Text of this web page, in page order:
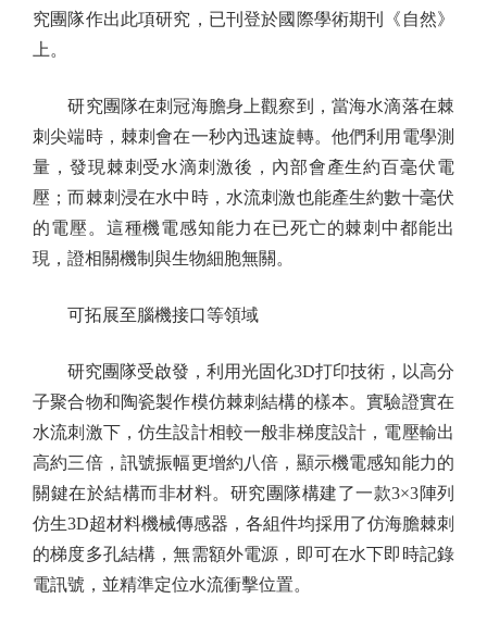
究團隊作出此項研究，已刊登於國際學術期刊《自然》
上。
研究團隊在刺冠海膽身上觀察到，當海水滴落在棘
刺尖端時，棘刺會在一秒內迅速旋轉。他們利用電學測
量，發現棘刺受水滴刺激後，內部會產生約百毫伏電
壓；而棘刺浸在水中時，水流刺激也能產生約數十毫伏
的電壓。這種機電感知能力在已死亡的棘刺中都能出
現，證相關機制與生物細胞無關。
可拓展至腦機接口等領域
研究團隊受啟發，利用光固化3D打印技術，以高分
子聚合物和陶瓷製作模仿棘刺結構的樣本。實驗證實在
水流刺激下，仿生設計相較一般非梯度設計，電壓輸出
高約三倍，訊號振幅更增約八倍，顯示機電感知能力的
關鍵在於結構而非材料。研究團隊構建了一款3×3陣列
仿生3D超材料機械傳感器，各組件均採用了仿海膽棘刺
的梯度多孔結構，無需額外電源，即可在水下即時記錄
電訊號，並精準定位水流衝擊位置。